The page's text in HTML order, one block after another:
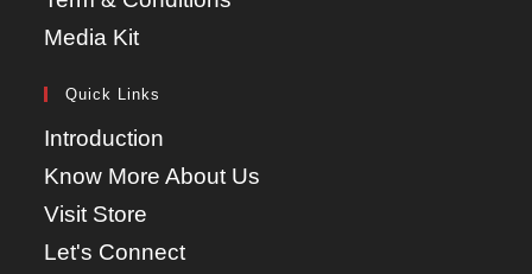
Media Kit
Quick Links
Introduction
Know More About Us
Visit Store
Let's Connect